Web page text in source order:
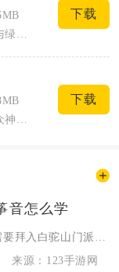
详情：足球之城融合城市经营与绿茵竞技双核心玩法，玩家同时执掌足球城市建设与职业球队...
下载
详情：光之守望以中世纪魔幻众神大陆为故事舞台，黑暗魔物席卷各地，玩家化身冒险者集结...
下载
音怎么学
来源：123手游网